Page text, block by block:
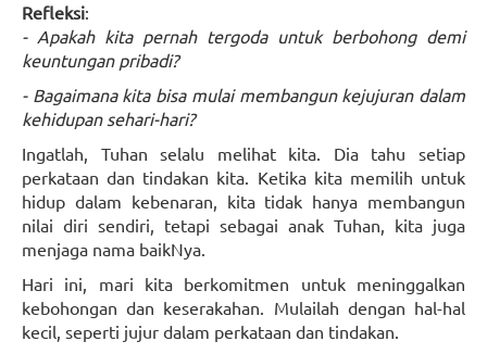
Refleksi:
- Apakah kita pernah tergoda untuk berbohong demi
keuntungan pribadi?
- Bagaimana kita bisa mulai membangun kejujuran dalam
kehidupan sehari-hari?
Ingatlah, Tuhan selalu melihat kita. Dia tahu setiap
perkataan dan tindakan kita. Ketika kita memilih untuk
hidup dalam kebenaran, kita tidak hanya membangun
nilai diri sendiri, tetapi sebagai anak Tuhan, kita juga
menjaga nama baikNya.
Hari ini, mari kita berkomitmen untuk meninggalkan
kebohongan dan keserakahan. Mulailah dengan hal-hal
kecil, seperti jujur dalam perkataan dan tindakan.